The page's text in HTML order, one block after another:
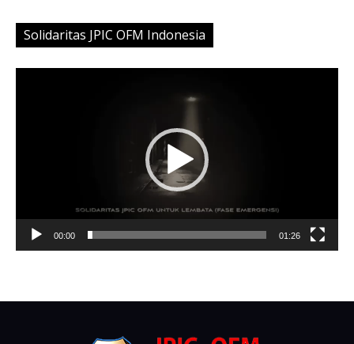
Solidaritas JPIC OFM Indonesia
00:00 01:26